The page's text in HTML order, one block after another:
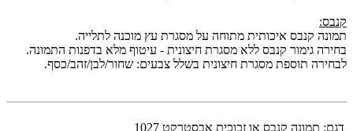
קנבס:
תמונה קנבס איכותית מתוחה על מסגרת עץ מוכנה לתלייה.
בחירה גימור קנבס ללא מסגרת חיצונית - עיטוף מלא בדפנות התמונה.
לבחירה תוספת מסגרת חיצונית בשלל צבעים: שחור/לבן/זהב/כסף.
דגם: תמונה קנבס או זכוכית אבסטרקט 1027